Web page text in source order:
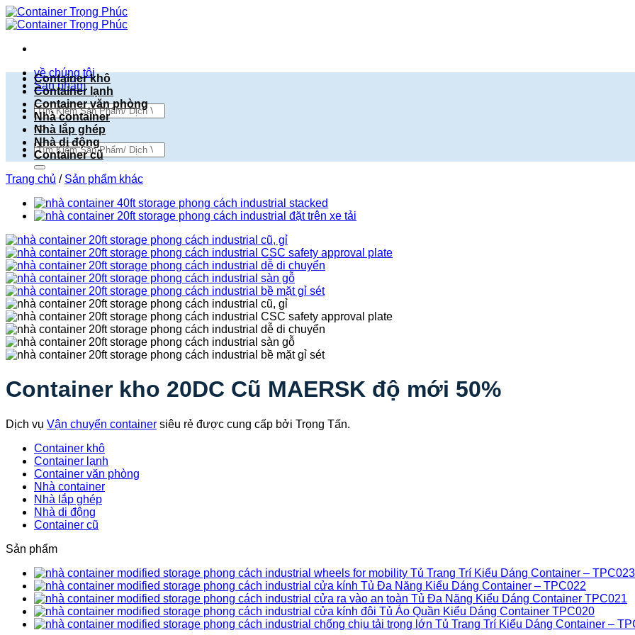
Bỏ
qua
dung
về chúng tôi
Sản phẩm
Tìm
kiếm:
Tìm
kiếm:
Container khô
Container lạnh
Container văn phòng
Nhà container
Nhà lắp ghép
Nhà di động
Container cũ
Trang chủ / Sản phẩm khác
Container kho 20DC Cũ MAERSK độ mới 50%
Dịch vụ Vận chuyển container siêu rẻ được cung cấp bởi Trọng Tấn.
Container khô
Container lạnh
Container văn phòng
Nhà container
Nhà lắp ghép
Nhà di động
Container cũ
Sản phẩm
Tủ Trang Trí Kiểu Dáng Container – TPC023
Tủ Đa Năng Kiểu Dáng Container – TPC022
Tủ Đa Năng Kiểu Dáng Container TPC021
Tủ Áo Quần Kiểu Dáng Container TPC020
Tủ Trang Trí Kiểu Dáng Container –